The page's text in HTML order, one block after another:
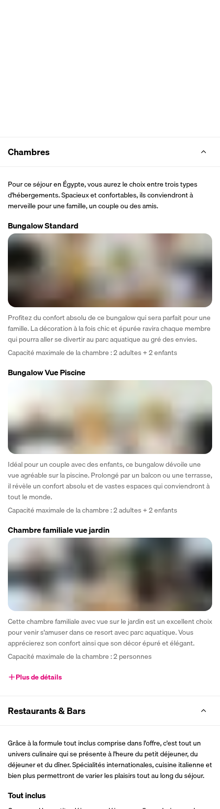
Chambres
Pour ce séjour en Égypte, vous aurez le choix entre trois types
d'hébergements. Spacieux et confortables, ils conviendront à
merveille pour une famille, un couple ou des amis.
Bungalow Standard
Profitez du confort absolu de ce bungalow qui sera parfait pour une
famille. La décoration à la fois chic et épurée ravira chaque membre
qui pourra aller se divertir au parc aquatique au gré des envies.
Capacité maximale de la chambre : 2 adultes + 2 enfants
Bungalow Vue Piscine
Idéal pour un couple avec des enfants, ce bungalow dévoile une
vue agréable sur la piscine. Prolongé par un balcon ou une terrasse,
il révèle un confort absolu et de vastes espaces qui conviendront à
tout le monde.
Capacité maximale de la chambre : 2 adultes + 2 enfants
Chambre familiale vue jardin
Cette chambre familiale avec vue sur le jardin est un excellent choix
pour venir s'amuser dans ce resort avec parc aquatique. Vous
apprécierez son confort ainsi que son décor épuré et élégant.
Capacité maximale de la chambre : 2 personnes
Plus de détails
Restaurants & Bars
Grâce à la formule tout inclus comprise dans l'offre, c'est tout un
univers culinaire qui se présente à l'heure du petit déjeuner, du
déjeuner et du dîner. Spécialités internationales, cuisine italienne et
bien plus permettront de varier les plaisirs tout au long du séjour.
Tout inclus